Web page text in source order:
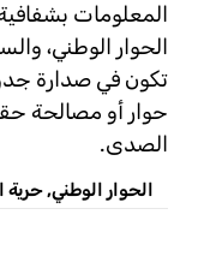
المعلومات
الحوار الوطني،
تكون في صدارة
حوار أو مصالحة
الصدى.
الحوار الوطني,حرية